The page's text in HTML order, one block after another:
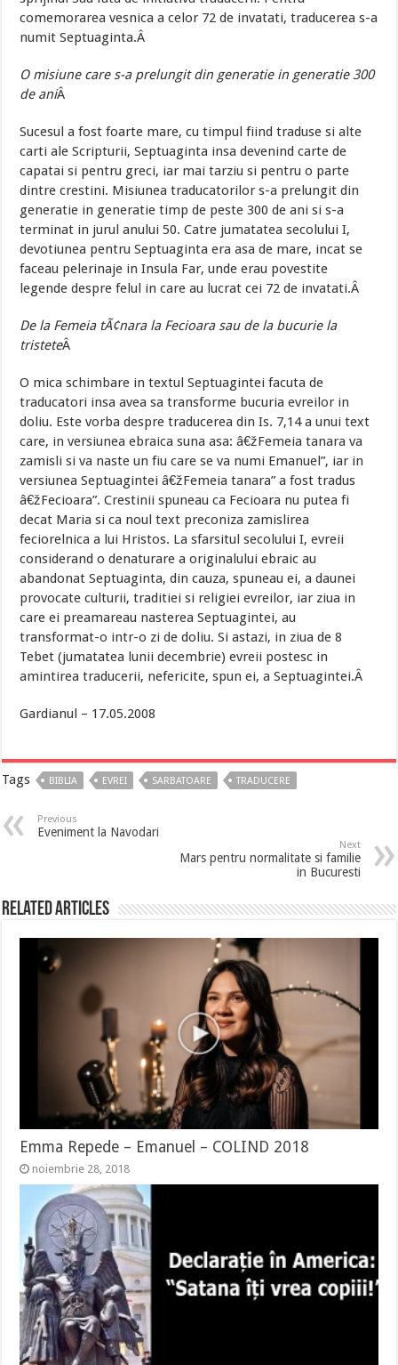
comemorarea vesnica a celor 72 de invatati, traducerea s-a
numit Septuaginta.Â
O misiune care s-a prelungit din generatie in generatie 300
de aniÂ
Sucesul a fost foarte mare, cu timpul fiind traduse si alte
carti ale Scripturii, Septuaginta insa devenind carte de
capatai si pentru greci, iar mai tarziu si pentru o parte
dintre crestini. Misiunea traducatorilor s-a prelungit din
generatie in generatie timp de peste 300 de ani si s-a
terminat in jurul anului 50. Catre jumatatea secolului I,
devotiunea pentru Septuaginta era asa de mare, incat se
faceau pelerinaje in Insula Far, unde erau povestite
legende despre felul in care au lucrat cei 72 de invatati.Â
De la Femeia tÃ¢nara la Fecioara sau de la bucurie la
tristeteÂ
O mica schimbare in textul Septuagintei facuta de
traducatori insa avea sa transforme bucuria evreilor in
doliu. Este vorba despre traducerea din Is. 7,14 a unui text
care, in versiunea ebraica suna asa: â€žFemeia tanara va
zamisli si va naste un fiu care se va numi Emanuel”, iar in
versiunea Septuagintei â€žFemeia tanara” a fost tradus
â€žFecioara”. Crestinii spuneau ca Fecioara nu putea fi
decat Maria si ca noul text preconiza zamislirea
feciorelnica a lui Hristos. La sfarsitul secolului I, evreii
considerand o denaturare a originalului ebraic au
abandonat Septuaginta, din cauza, spuneau ei, a daunei
provocate culturii, traditiei si religiei evreilor, iar ziua in
care ei preamareau nasterea Septuagintei, au
transformat-o intr-o zi de doliu. Si astazi, in ziua de 8
Tebet (jumatatea lunii decembrie) evreii postesc in
amintirea traducerii, nefericite, spun ei, a Septuagintei.Â
Gardianul – 17.05.2008
Tags BIBLIA EVREI SARBATOARE TRADUCERE
Previous
Eveniment la Navodari
Next
Mars pentru normalitate si familie
in Bucuresti
Related Articles
Emma Repede – Emanuel – COLIND 2018
noiembrie 28, 2018